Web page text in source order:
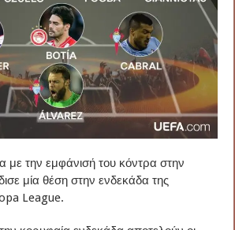
την εμφάνισή του κόντρα στην
μία θέση στην ενδεκάδα της
League.